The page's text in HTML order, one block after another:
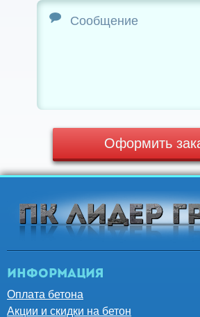
Оформить
Информация
Оплата бетона
Акции и скидки на бетон